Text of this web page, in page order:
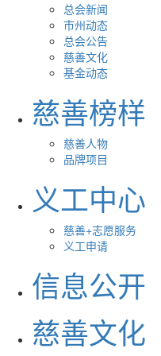
总会新闻
市州动态
总会公告
慈善文化
基金动态
慈善榜样
慈善人物
品牌项目
义工中心
慈善+志愿服务
义工申请
信息公开
慈善文化